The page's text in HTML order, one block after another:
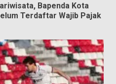
Bapenda Kota
Terdaftar Wajib Pajak